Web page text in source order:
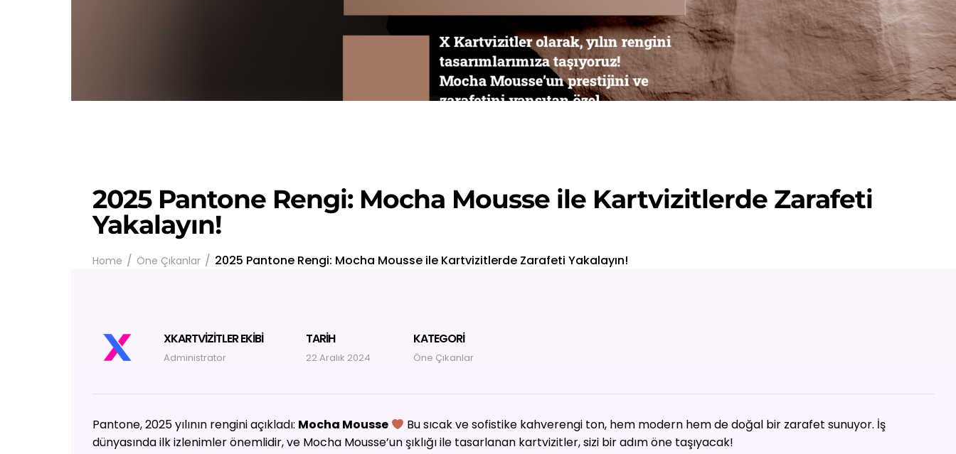
2025 Pantone Rengi: Mocha Mousse ile Kartvizitlerde Zarafeti
Yakalayın!
Home Öne Çıkanlar 2025 Pantone Rengi: Mocha Mousse ile Kartvizitlerde Zarafeti Yakalayın!
XKARTVIZITLER EKIBI
Administrator
TARIH
22 Aralık 2024
KATEGORI
Öne Çıkanlar
Pantone, 2025 yılının rengini açıkladı: Mocha Mousse
Bu sıcak ve sofistike kahverengi ton, hem modern hem de doğal bir zarafet sunuyor. İş
dünyasında ilk izlenimler önemlidir, ve Mocha Mousse’un şıklığı ile tasarlanan kartvizitler, sizi bir adım öne taşıyacak!